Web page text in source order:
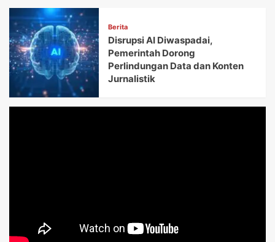
Berita
Disrupsi AI Diwaspadai,
Pemerintah Dorong
Perlindungan Data dan Konten
Jurnalistik